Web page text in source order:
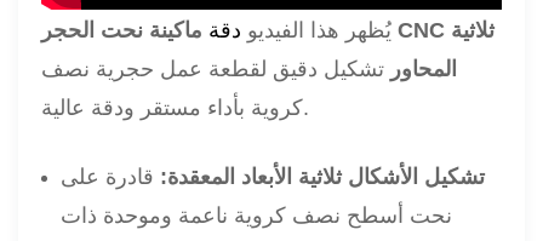
يُظهر هذا الفيديو دقة ماكينة نحت الحجر CNC ثلاثية
المحاور تشكيل دقيق لقطعة عمل حجرية نصف
كروية بأداء مستقر ودقة عالية.
تشكيل الأشكال ثلاثية الأبعاد المعقدة: قادرة على
نحت أسطح نصف كروية ناعمة وموحدة ذات